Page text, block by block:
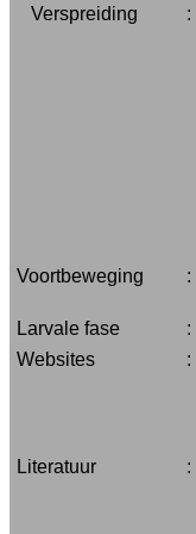
Verspreiding :
Voortbeweging
:
Larvale fase :
Websites
:
Literatuur
: